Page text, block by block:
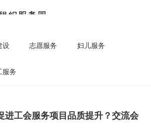
设 志愿服务 妇儿服务
服务
进工会服务项目品质提升？交流会